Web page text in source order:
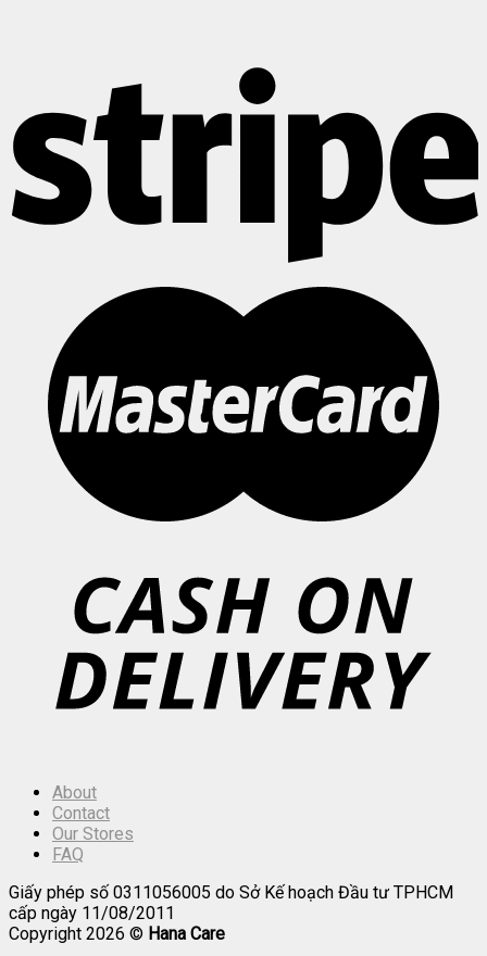
About
Contact
Our Stores
FAQ
Giấy phép số 0311056005 do Sở Kế hoạch Đầu tư TPHCM
cấp ngày 11/08/2011
Copyright 2026 © Hana Care